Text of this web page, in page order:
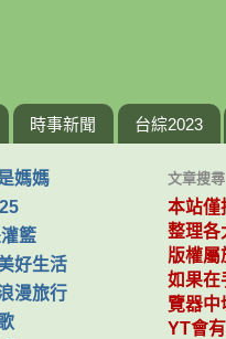
時事新聞 台綜2023
媽媽
籃
好生活
漫旅行
文章搜尋
本站僅
整理各
版權屬
如果在
覽器中
YT會